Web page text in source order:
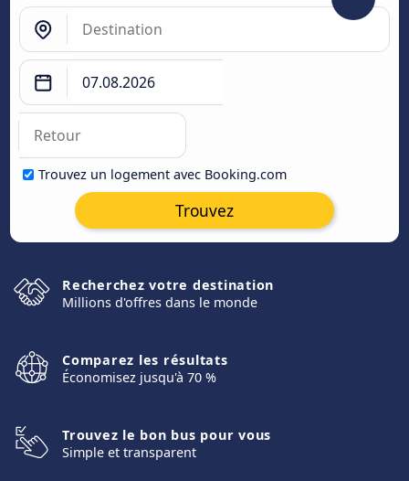
Trouvez un logement avec Booking.com
Trouvez
Recherchez votre destination
Millions d'offres dans le monde
Comparez les résultats
Économisez jusqu'à 70 %
Trouvez le bon bus pour vous
Simple et transparent